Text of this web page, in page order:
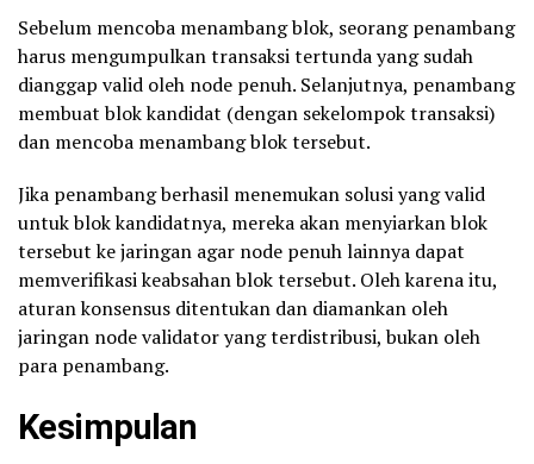
Sebelum mencoba menambang blok, seorang penambang
harus mengumpulkan transaksi tertunda yang sudah
dianggap valid oleh node penuh. Selanjutnya, penambang
membuat blok kandidat (dengan sekelompok transaksi)
dan mencoba menambang blok tersebut.
Jika penambang berhasil menemukan solusi yang valid
untuk blok kandidatnya, mereka akan menyiarkan blok
tersebut ke jaringan agar node penuh lainnya dapat
memverifikasi keabsahan blok tersebut. Oleh karena itu,
aturan konsensus ditentukan dan diamankan oleh
jaringan node validator yang terdistribusi, bukan oleh
para penambang.
Kesimpulan